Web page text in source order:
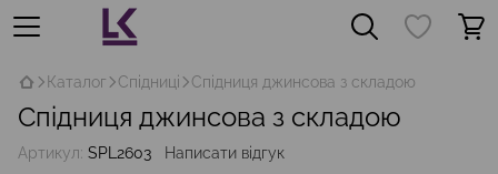
Каталог Спідниці Спідниця джинсова з складою
Спідниця джинсова з складою
Артикул: SPL2603 Написати відгук